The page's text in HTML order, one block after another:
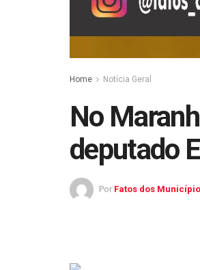
Home Notícia Geral
No
deputado
Por Fatos dos